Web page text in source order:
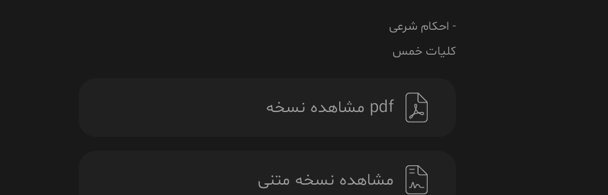
- احکام شرعی
کلیات خمس
pdf مشاهده نسخه
مشاهده نسخه متنی